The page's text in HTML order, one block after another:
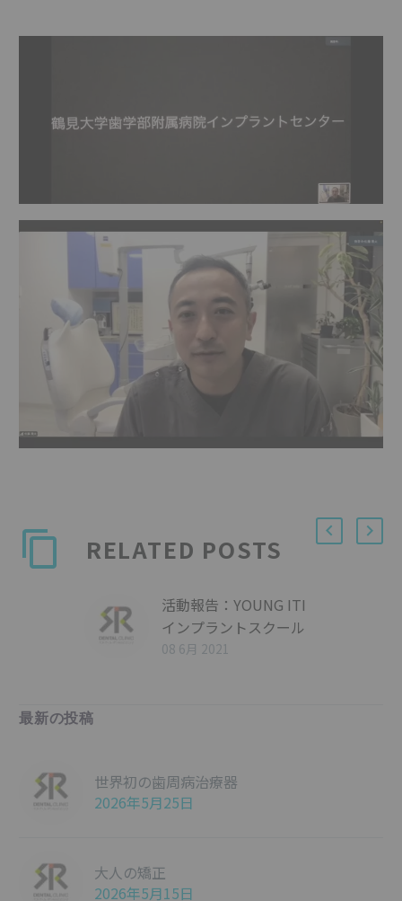
RELATED POSTS
活動報告：YOUNG ITI
インプラントスクール
08 6月 2021
最新の投稿
世界初の歯周病治療器
2026年5月25日
大人の矯正
2026年5月15日